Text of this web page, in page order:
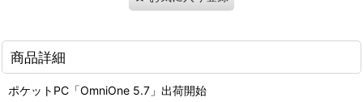
商品詳細
ポケットPC「OmniOne 5.7」出荷開始